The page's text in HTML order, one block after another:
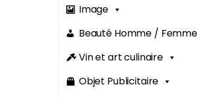
Image
Beauté Homme / Femme
Vin et art culinaire
Objet Publicitaire